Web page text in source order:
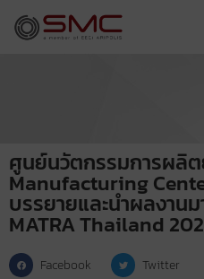
ศูนย์นวัตกรรมการผลิ
Manufacturing
บรรยายและนำผลงาน
MATRA Thailand
Facebook Twitter